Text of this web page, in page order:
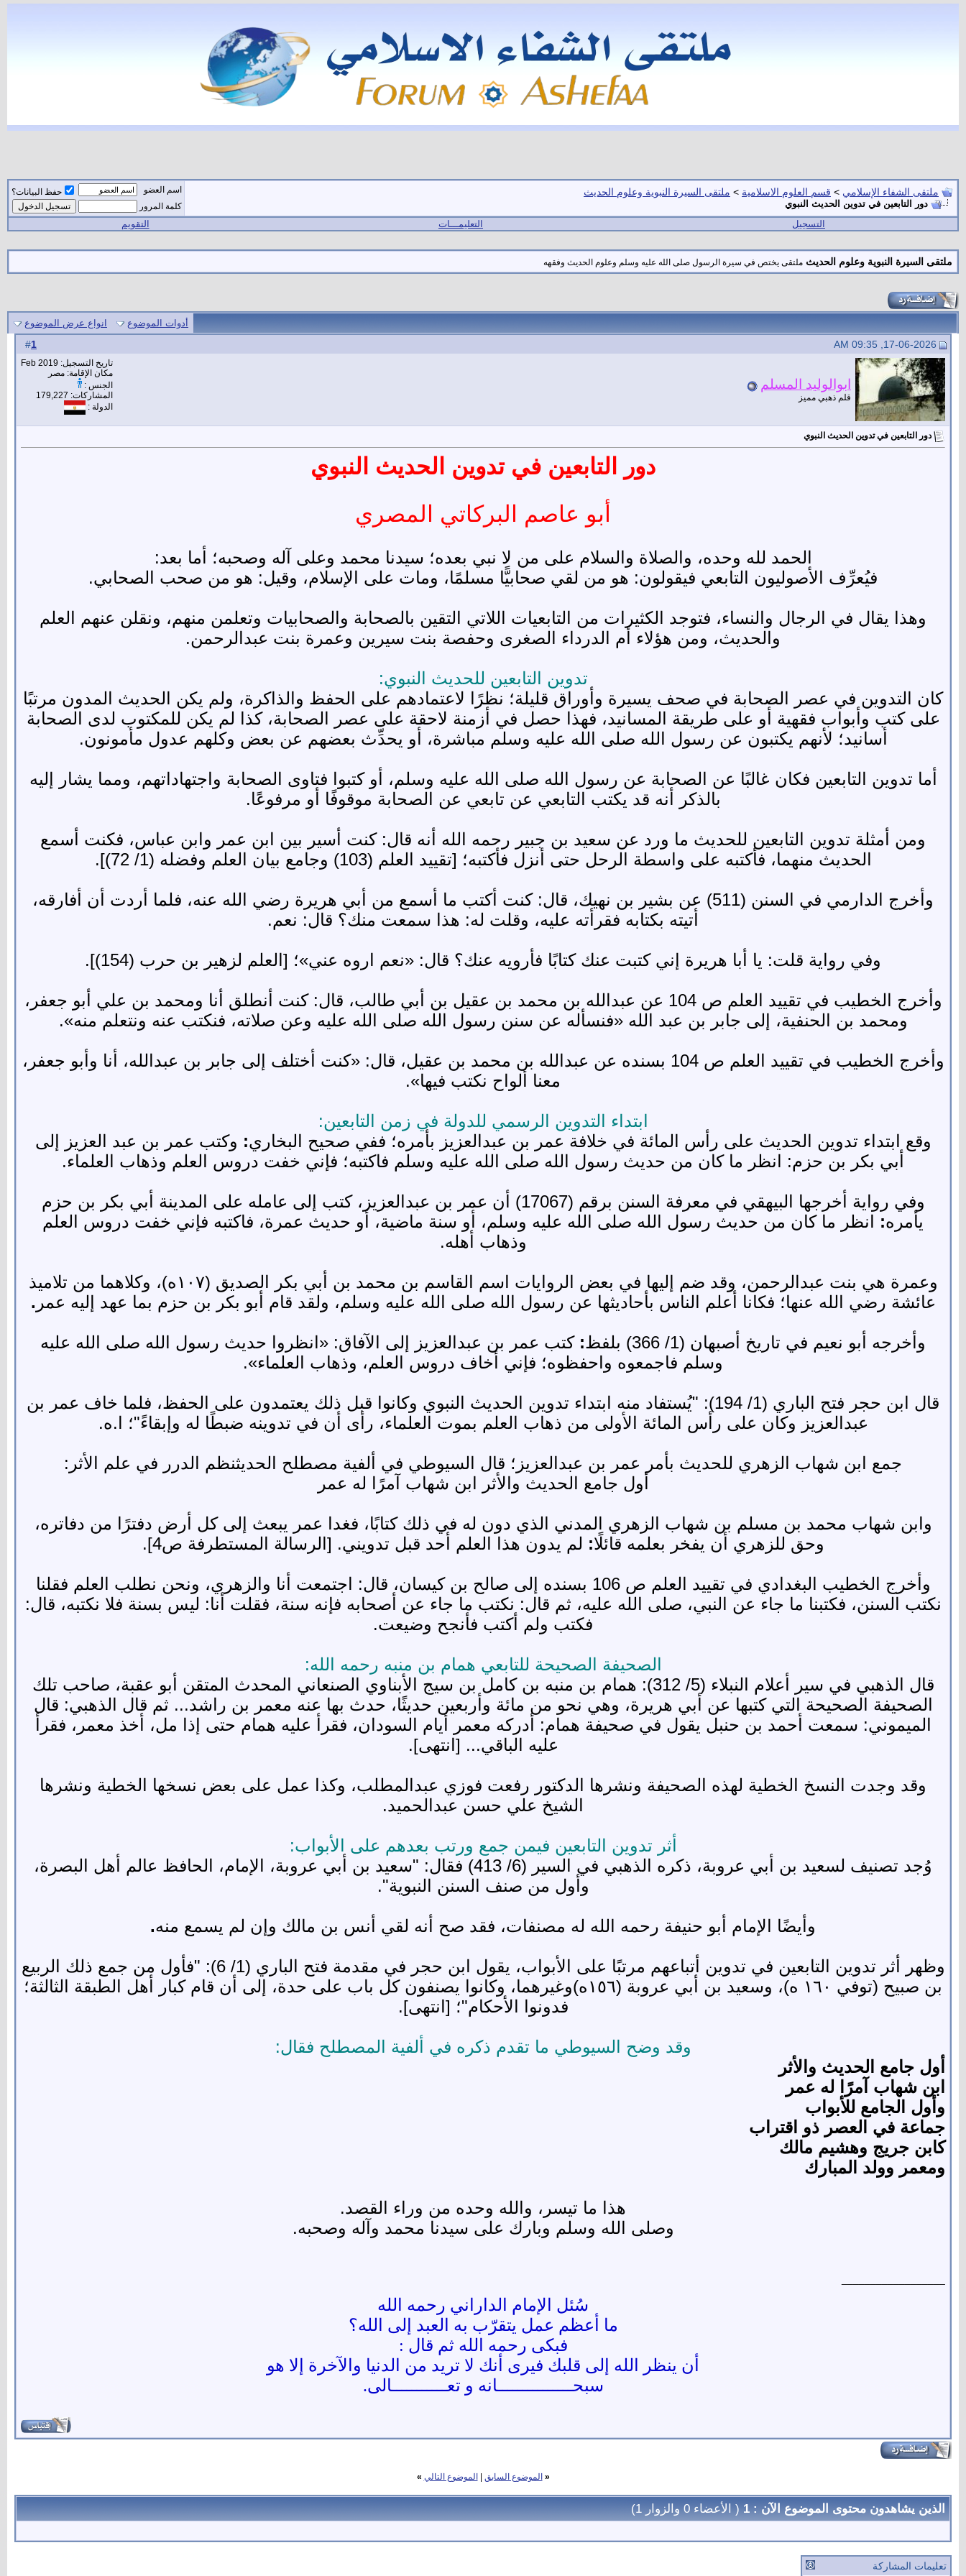
ملتقى الشفاء الإسلامي > قسم العلوم الاسلامية > ملتقى السيرة النبوية وعلوم الحديث
دور التابعين في تدوين الحديث النبوي
اسم العضو
حفظ البيانات؟
كلمة المرور
التسجيل التعليمـــات التقويم
ملتقى السيرة النبوية وعلوم الحديث ملتقى يختص في سيرة الرسول صلى الله عليه وسلم وعلوم الحديث وفقهه
أدوات الموضوع انواع عرض الموضوع
1
ابوالوليد المسلم
قلم ذهبي مميز
تاريخ التسجيل: Feb 2019
مكان الإقامة: مصر
الجنس :
المشاركات: 179,227
الدولة :
دور التابعين في تدوين الحديث النبوي
دور التابعين في تدوين الحديث النبوي
أبو عاصم البركاتي المصري
الحمد لله وحده، والصلاة والسلام على من لا نبي بعده؛ سيدنا محمد وعلى آله وصحبه؛ أما بعد:
فيُعرِّف الأصوليون التابعي فيقولون: هو من لقي صحابيًّا مسلمًا، ومات على الإسلام، وقيل: هو من صحب الصحابي.
وهذا يقال في الرجال والنساء، فتوجد الكثيرات من التابعيات اللاتي التقين بالصحابة والصحابيات وتعلمن منهم، ونقلن عنهم العلم
والحديث، ومن هؤلاء أم الدرداء الصغرى وحفصة بنت سيرين وعمرة بنت عبدالرحمن.
تدوين التابعين للحديث النبوي:
كان التدوين في عصر الصحابة في صحف يسيرة وأوراق قليلة؛ نظرًا لاعتمادهم على الحفظ والذاكرة، ولم يكن الحديث المدون مرتبًا
على كتب وأبواب فقهية أو على طريقة المسانيد، فهذا حصل في أزمنة لاحقة على عصر الصحابة، كذا لم يكن للمكتوب لدى الصحابة
أسانيد؛ لأنهم يكتبون عن رسول الله صلى الله عليه وسلم مباشرة، أو يحدِّث بعضهم عن بعض وكلهم عدول مأمونون.
أما تدوين التابعين فكان غالبًا عن الصحابة عن رسول الله صلى الله عليه وسلم، أو كتبوا فتاوى الصحابة واجتهاداتهم، ومما يشار إليه
بالذكر أنه قد يكتب التابعي عن تابعي عن الصحابة موقوفًا أو مرفوعًا.
ومن أمثلة تدوين التابعين للحديث ما ورد عن سعيد بن جبير رحمه الله أنه قال: كنت أسير بين ابن عمر وابن عباس، فكنت أسمع
الحديث منهما، فأكتبه على واسطة الرحل حتى أنزل فأكتبه؛ [تقييد العلم (103) وجامع بيان العلم وفضله (1/ 72)].
وأخرج الدارمي في السنن (511) عن بشير بن نهيك، قال: كنت أكتب ما أسمع من أبي هريرة رضي الله عنه، فلما أردت أن أفارقه،
أتيته بكتابه فقرأته عليه، وقلت له: هذا سمعت منك؟ قال: نعم.
وفي رواية قلت: يا أبا هريرة إني كتبت عنك كتابًا فأرويه عنك؟ قال: «نعم اروه عني»؛ [العلم لزهير بن حرب (154)].
وأخرج الخطيب في تقييد العلم ص 104 عن عبدالله بن محمد بن عقيل بن أبي طالب، قال: كنت أنطلق أنا ومحمد بن علي أبو جعفر،
ومحمد بن الحنفية، إلى جابر بن عبد الله «فنسأله عن سنن رسول الله صلى الله عليه وعن صلاته، فنكتب عنه ونتعلم منه».
وأخرج الخطيب في تقييد العلم ص 104 بسنده عن عبدالله بن محمد بن عقيل، قال: «كنت أختلف إلى جابر بن عبدالله، أنا وأبو جعفر،
معنا ألواح نكتب فيها».
ابتداء التدوين الرسمي للدولة في زمن التابعين:
وقع ابتداء تدوين الحديث على رأس المائة في خلافة عمر بن عبدالعزيز بأمره؛ ففي صحيح البخاري: وكتب عمر بن عبد العزيز إلى
أبي بكر بن حزم: انظر ما كان من حديث رسول الله صلى الله عليه وسلم فاكتبه؛ فإني خفت دروس العلم وذهاب العلماء.
وفي رواية أخرجها البيهقي في معرفة السنن برقم (17067) أن عمر بن عبدالعزيز، كتب إلى عامله على المدينة أبي بكر بن حزم
يأمره: انظر ما كان من حديث رسول الله صلى الله عليه وسلم، أو سنة ماضية، أو حديث عمرة، فاكتبه فإني خفت دروس العلم
وذهاب أهله.
وعمرة هي بنت عبدالرحمن، وقد ضم إليها في بعض الروايات اسم القاسم بن محمد بن أبي بكر الصديق (١٠٧ه)، وكلاهما من تلاميذ
عائشة رضي الله عنها؛ فكانا أعلم الناس بأحاديثها عن رسول الله صلى الله عليه وسلم، ولقد قام أبو بكر بن حزم بما عهد إليه عمر .
وأخرجه أبو نعيم في تاريخ أصبهان (1/ 366) بلفظ : كتب عمر بن عبدالعزيز إلى الآفاق: «انظروا حديث رسول الله صلى الله عليه
وسلم فاجمعوه واحفظوه؛ فإني أخاف دروس العلم، وذهاب العلماء».
قال ابن حجر فتح الباري (1/ 194): "يُستفاد منه ابتداء تدوين الحديث النبوي وكانوا قبل ذلك يعتمدون على الحفظ، فلما خاف عمر بن
عبدالعزيز وكان على رأس المائة الأولى من ذهاب العلم بموت العلماء، رأى أن في تدوينه ضبطًا له وإبقاءً"؛ ا.ه.
جمع ابن شهاب الزهري للحديث بأمر عمر بن عبدالعزيز؛ قال السيوطي في ألفية مصطلح الحديثنظم الدرر في علم الأثر:
أول جامع الحديث والأثر ابن شهاب آمرًا له عمر
وابن شهاب محمد بن مسلم بن شهاب الزهري المدني الذي دون له في ذلك كتابًا، فغدا عمر يبعث إلى كل أرض دفترًا من دفاتره،
وحق للزهري أن يفخر بعلمه قائلًا: لم يدون هذا العلم أحد قبل تدويني. [الرسالة المستطرفة ص4].
وأخرج الخطيب البغدادي في تقييد العلم ص 106 بسنده إلى صالح بن كيسان، قال: اجتمعت أنا والزهري، ونحن نطلب العلم فقلنا
نكتب السنن، فكتبنا ما جاء عن النبي، صلى الله عليه، ثم قال: نكتب ما جاء عن أصحابه فإنه سنة، فقلت أنا: ليس بسنة فلا نكتبه، قال:
فكتب ولم أكتب فأنجح وضيعت.
الصحيفة الصحيحة للتابعي همام بن منبه رحمه الله:
قال الذهبي في سير أعلام النبلاء (5/ 312): همام بن منبه بن كامل بن سيج الأبناوي الصنعاني المحدث المتقن أبو عقبة، صاحب تلك
الصحيفة الصحيحة التي كتبها عن أبي هريرة، وهي نحو من مائة وأربعين حديثًا، حدث بها عنه معمر بن راشد... ثم قال الذهبي: قال
الميموني: سمعت أحمد بن حنبل يقول في صحيفة همام: أدركه معمر أيام السودان، فقرأ عليه همام حتى إذا مل، أخذ معمر، فقرأ
عليه الباقي... [انتهى].
وقد وجدت النسخ الخطية لهذه الصحيفة ونشرها الدكتور رفعت فوزي عبدالمطلب، وكذا عمل على بعض نسخها الخطية ونشرها
الشيخ علي حسن عبدالحميد.
أثر تدوين التابعين فيمن جمع ورتب بعدهم على الأبواب:
وُجد تصنيف لسعيد بن أبي عروبة، ذكره الذهبي في السير (6/ 413) فقال: "سعيد بن أبي عروبة، الإمام، الحافظ عالم أهل البصرة،
وأول من صنف السنن النبوية".
وأيضًا الإمام أبو حنيفة رحمه الله له مصنفات، فقد صح أنه لقي أنس بن مالك وإن لم يسمع منه.
وظهر أثر تدوين التابعين في تدوين أتباعهم مرتبًا على الأبواب، يقول ابن حجر في مقدمة فتح الباري (1/ 6): "فأول من جمع ذلك الربيع
بن صبيح (توفي ١٦٠ ه)، وسعيد بن أبي عروبة (١٥٦ه)وغيرهما، وكانوا يصنفون كل باب على حدة، إلى أن قام كبار أهل الطبقة الثالثة؛
فدونوا الأحكام"؛ [انتهى].
وقد وضح السيوطي ما تقدم ذكره في ألفية المصطلح فقال:
أول جامع الحديث والأثر
ابن شهاب آمرًا له عمر
وأول الجامع للأبواب
جماعة في العصر ذو اقتراب
كابن جريج وهشيم مالك
ومعمر وولد المبارك
هذا ما تيسر، والله وحده من وراء القصد.
وصلى الله وسلم وبارك على سيدنا محمد وآله وصحبه.
سُئل الإمام الداراني رحمه الله
ما أعظم عمل يتقرّب به العبد إلى الله؟
فبكى رحمه الله ثم قال :
أن ينظر الله إلى قلبك فيرى أنك لا تريد من الدنيا والآخرة إلا هو
سبحـــــــــــــــانه و تعـــــــــــالى.
« الموضوع السابق الموضوع التالي »
الذين يشاهدون محتوى الموضوع الآن : 1 ( الأعضاء 0 والزوار 1)
تعليمات المشاركة